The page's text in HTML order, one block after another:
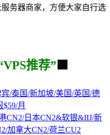
务器商家，方便大家自行选
推荐” 🟩
/泰国/新加坡/美国/英国/德
月
CN2/日本CN2&软银&IIJ/新
加拿大CN2/荷兰CU2